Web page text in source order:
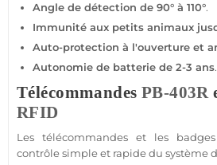
Angle de détection de 90° à 110°.
Immunité aux petits animaux
Auto-protection à l'ouverture et
Autonomie de batterie de 2-3 ans.
Télécommandes PB-403R
RFID
Les télécommandes et les badges
contrôle simple et rapide du système